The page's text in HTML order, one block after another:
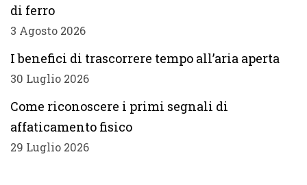
di ferro
3 Agosto 2026
I benefici di trascorrere tempo all’aria aperta
30 Luglio 2026
Come riconoscere i primi segnali di
affaticamento fisico
29 Luglio 2026